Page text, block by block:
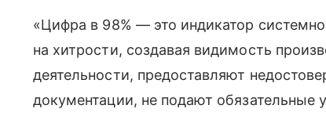
«Цифра в 98% — это индикатор
на хитрости, создавая видимость
деятельности, предоставляют
документации, не подают обязательные